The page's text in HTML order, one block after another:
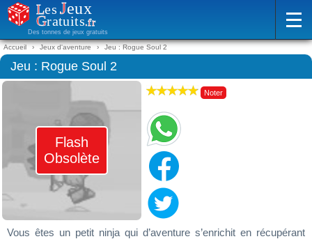
Des tonnes de jeux gratuits
Accueil Jeux d'aventure Jeu : Rogue Soul 2
Jeu : Rogue Soul 2
Flash
Obsolète
Noter
Vous êtes un petit ninja qui d’aventure s’enrichit en récupérant